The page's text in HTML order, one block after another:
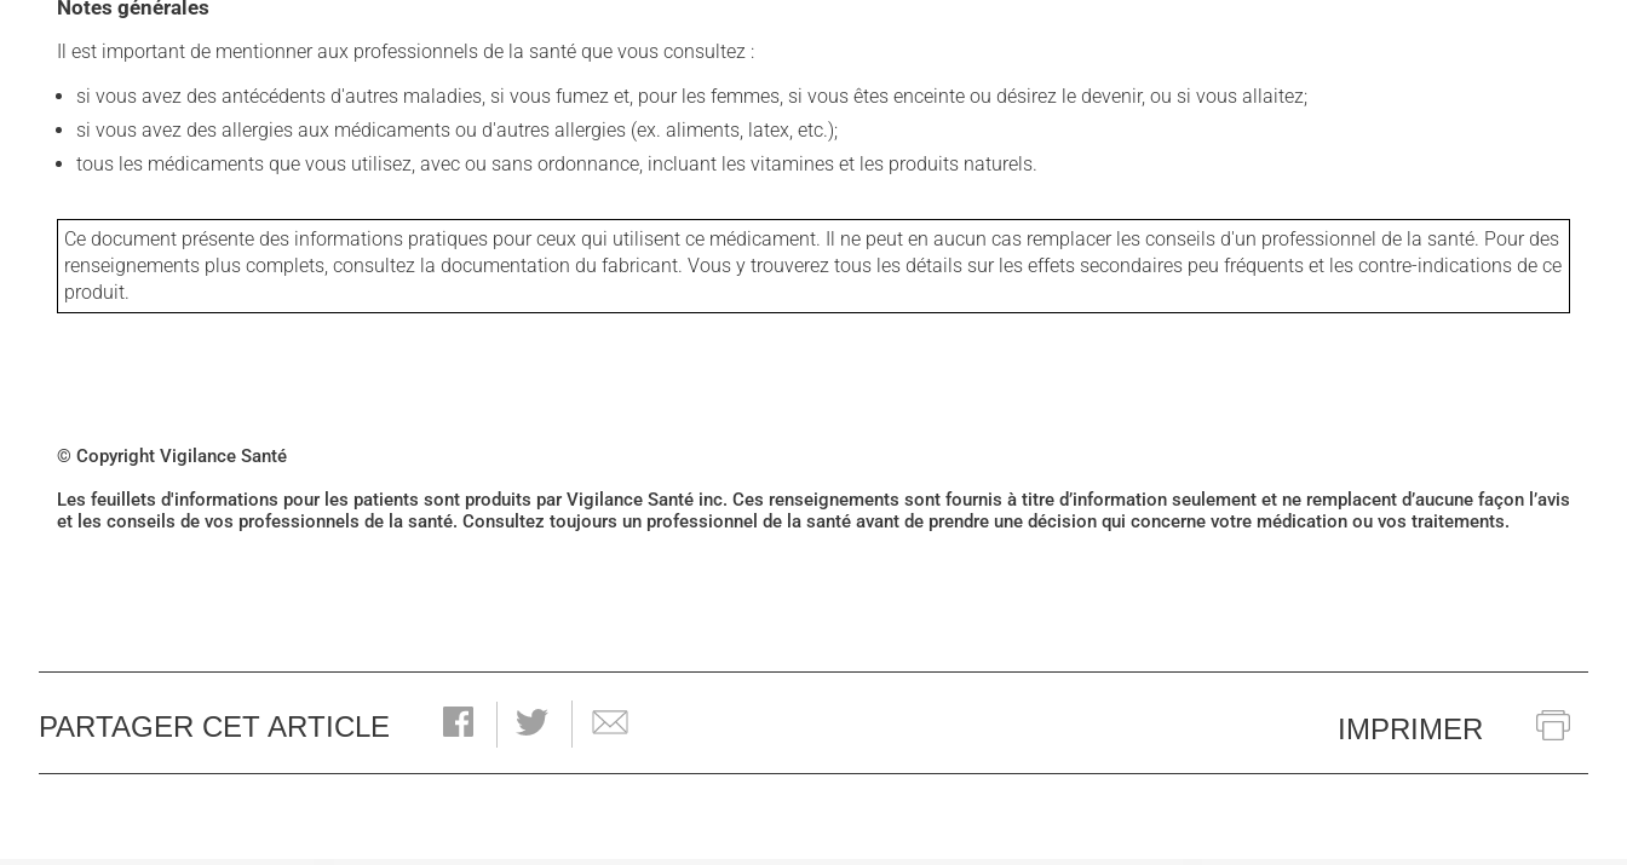
Notes générales
Il est important de mentionner aux professionnels de la santé que vous consultez :
si vous avez des antécédents d'autres maladies, si vous fumez et, pour les femmes, si vous êtes enceinte ou désirez le devenir, ou si vous allaitez;
si vous avez des allergies aux médicaments ou d'autres allergies (ex. aliments, latex, etc.);
tous les médicaments que vous utilisez, avec ou sans ordonnance, incluant les vitamines et les produits naturels.
Ce document présente des informations pratiques pour ceux qui utilisent ce médicament. Il ne peut en aucun cas remplacer les conseils d'un professionnel de la santé. Pour des
renseignements plus complets, consultez la documentation du fabricant. Vous y trouverez tous les détails sur les effets secondaires peu fréquents et les contre-indications de ce
produit.
© Copyright Vigilance Santé
Les feuillets d'informations pour les patients sont produits par Vigilance Santé inc. Ces renseignements sont fournis à titre d’information seulement et ne remplacent d’aucune façon l’avis
et les conseils de vos professionnels de la santé. Consultez toujours un professionnel de la santé avant de prendre une décision qui concerne votre médication ou vos traitements.
PARTAGER CET ARTICLE IMPRIMER